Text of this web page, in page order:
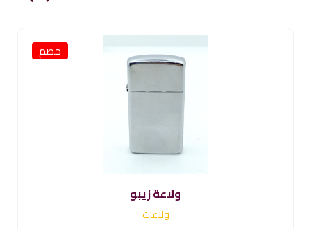
خصم
ولاعة زيبو
ولاعات